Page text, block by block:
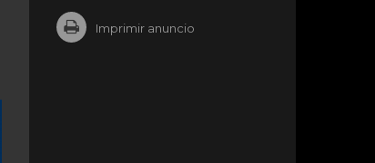
Imprimir anuncio